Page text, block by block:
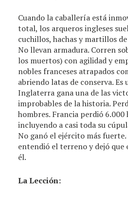
Cuando la caballería está
total, los arqueros ingleses
cuchillos, hachas y martillos
No llevan armadura. Corren
los muertos) con agilidad y
nobles franceses atrapados
abriendo latas de conserva. Es
Inglaterra gana una de las
improbables de la historia.
hombres. Francia perdió 6.000
incluyendo a casi toda su
No ganó el ejército más
entendió el terreno y dejó
él.
La Lección: